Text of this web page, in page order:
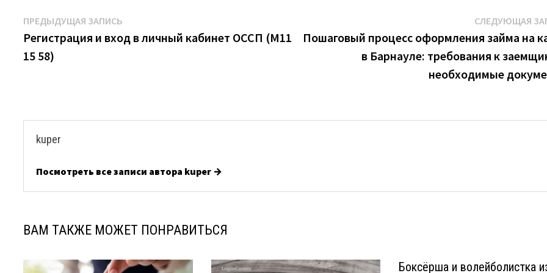
Навигация
по
записям
ПРЕДЫДУЩАЯ ЗАПИСЬ
запись:
Регистрация и вход в личный кабинет ОССП (М11
15 58)
СЛЕДУЮЩАЯ
Пошаговый процесс оформления займа на
в Барнауле: требования к
необходимые
kuper
Посмотреть все записи автора kuper →
ВАМ ТАКЖЕ МОЖЕТ ПОНРАВИТЬСЯ
Боксёрша и волейболистка